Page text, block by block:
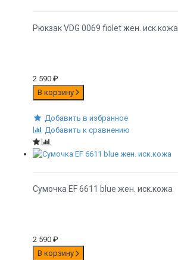
Рюкзак VDG 0069 fiolet жен. иск.кожа
2 590 ₽
В корзину
Добавить в избранное
Добавить к сравнению
Сумочка EF 6611 blue жен. иск.кожа
2 590 ₽
В корзину